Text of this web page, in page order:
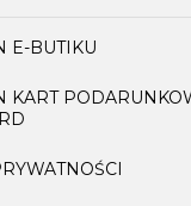
E-BUTIKU
KART